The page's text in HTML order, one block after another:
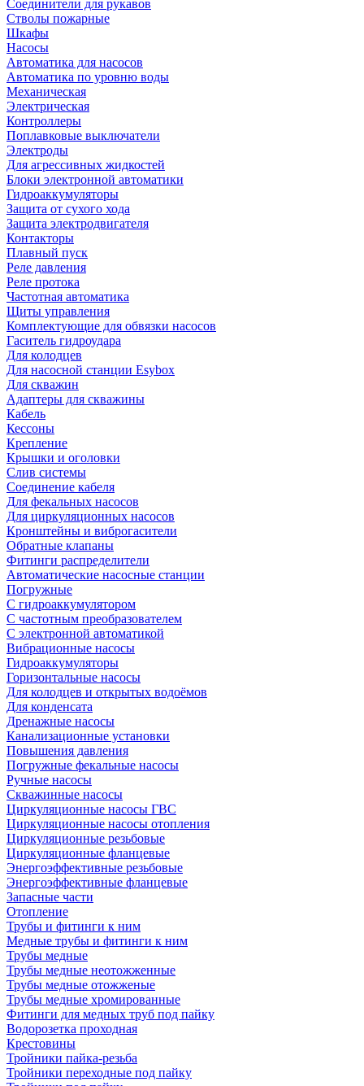
Соединители для рукавов
Стволы пожарные
Шкафы
Насосы
Автоматика для насосов
Автоматика по уровню воды
Механическая
Электрическая
Контроллеры
Поплавковые выключатели
Электроды
Для агрессивных жидкостей
Блоки электронной автоматики
Гидроаккумуляторы
Защита от сухого хода
Защита электродвигателя
Контакторы
Плавный пуск
Реле давления
Реле протока
Частотная автоматика
Щиты управления
Комплектующие для обвязки насосов
Гаситель гидроудара
Для колодцев
Для насосной станции Esybox
Для скважин
Адаптеры для скважины
Кабель
Кессоны
Крепление
Крышки и оголовки
Слив системы
Соединение кабеля
Для фекальных насосов
Для циркуляционных насосов
Кронштейны и виброгасители
Обратные клапаны
Фитинги распределители
Автоматические насосные станции
Погружные
С гидроаккумулятором
С частотным преобразователем
С электронной автоматикой
Вибрационные насосы
Гидроаккумуляторы
Горизонтальные насосы
Для колодцев и открытых водоёмов
Для конденсата
Дренажные насосы
Канализационные установки
Повышения давления
Погружные фекальные насосы
Ручные насосы
Скважинные насосы
Циркуляционные насосы ГВС
Циркуляционные насосы отопления
Циркуляционные резьбовые
Циркуляционные фланцевые
Энергоэффективные резьбовые
Энергоэффективные фланцевые
Запасные части
Отопление
Трубы и фитинги к ним
Медные трубы и фитинги к ним
Трубы медные
Трубы медные неотожженные
Трубы медные отожженые
Трубы медные хромированные
Фитинги для медных труб под пайку
Водорозетка проходная
Крестовины
Тройники пайка-резьба
Тройники переходные под пайку